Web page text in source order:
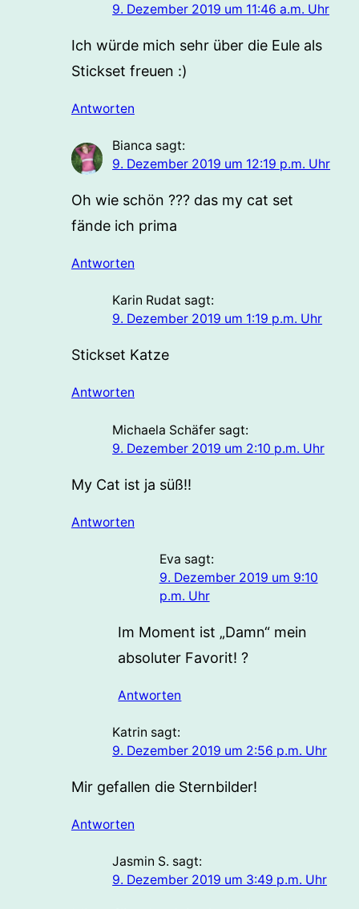
9. Dezember 2019 um 11:46 a.m. Uhr
Ich würde mich sehr über die Eule als
Stickset freuen :)
Antworten
Bianca sagt:
9. Dezember 2019 um 12:19 p.m. Uhr
Oh wie schön ??? das my cat set
fände ich prima
Antworten
Karin Rudat sagt:
9. Dezember 2019 um 1:19 p.m. Uhr
Stickset Katze
Antworten
Michaela Schäfer sagt:
9. Dezember 2019 um 2:10 p.m. Uhr
My Cat ist ja süß!!
Antworten
Eva sagt:
9. Dezember 2019 um 9:10
p.m. Uhr
Im Moment ist „Damn“ mein
absoluter Favorit! ?
Antworten
Katrin sagt:
9. Dezember 2019 um 2:56 p.m. Uhr
Mir gefallen die Sternbilder!
Antworten
Jasmin S. sagt:
9. Dezember 2019 um 3:49 p.m. Uhr